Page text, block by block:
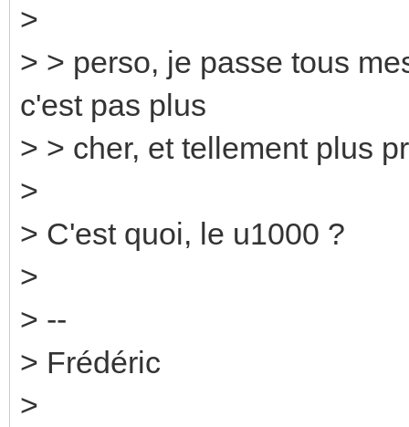
>
> > perso, je passe tous
c'est pas plus
> > cher, et tellement plus
>
> C'est quoi, le u1000 ?
>
> --
> Frédéric
>